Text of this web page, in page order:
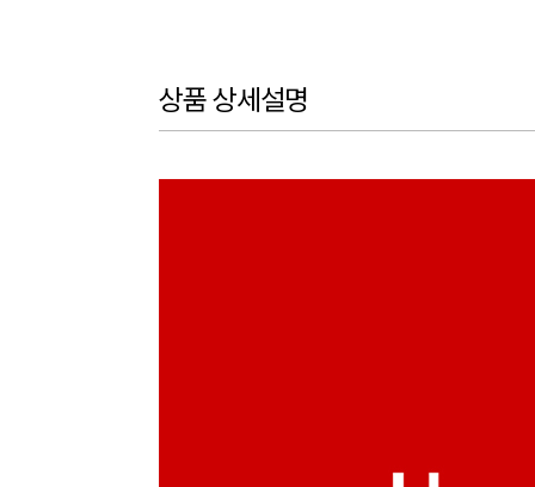
상품 상세설명